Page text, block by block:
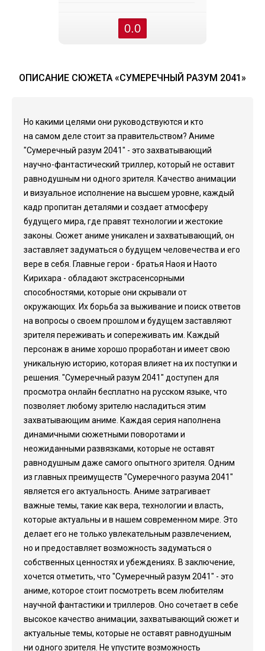
0.0
ОПИСАНИЕ СЮЖЕТА «СУМЕРЕЧНЫЙ РАЗУМ 2041»
Но какими целями они руководствуются и кто
на самом деле стоит за правительством? Аниме
"Сумеречный разум 2041" - это захватывающий
научно-фантастический триллер, который не оставит
равнодушным ни одного зрителя. Качество анимации
и визуальное исполнение на высшем уровне, каждый
кадр пропитан деталями и создает атмосферу
будущего мира, где правят технологии и жестокие
законы. Сюжет аниме уникален и захватывающий, он
заставляет задуматься о будущем человечества и его
вере в себя. Главные герои - братья Наоя и Наото
Кирихара - обладают экстрасенсорными
способностями, которые они скрывали от
окружающих. Их борьба за выживание и поиск ответов
на вопросы о своем прошлом и будущем заставляют
зрителя переживать и сопереживать им. Каждый
персонаж в аниме хорошо проработан и имеет свою
уникальную историю, которая влияет на их поступки и
решения. "Сумеречный разум 2041" доступен для
просмотра онлайн бесплатно на русском языке, что
позволяет любому зрителю насладиться этим
захватывающим аниме. Каждая серия наполнена
динамичными сюжетными поворотами и
неожиданными развязками, которые не оставят
равнодушным даже самого опытного зрителя. Одним
из главных преимуществ "Сумеречного разума 2041"
является его актуальность. Аниме затрагивает
важные темы, такие как вера, технологии и власть,
которые актуальны и в нашем современном мире. Это
делает его не только увлекательным развлечением,
но и предоставляет возможность задуматься о
собственных ценностях и убеждениях. В заключение,
хочется отметить, что "Сумеречный разум 2041" - это
аниме, которое стоит посмотреть всем любителям
научной фантастики и триллеров. Оно сочетает в себе
высокое качество анимации, захватывающий сюжет и
актуальные темы, которые не оставят равнодушным
ни одного зрителя. Не упустите возможность